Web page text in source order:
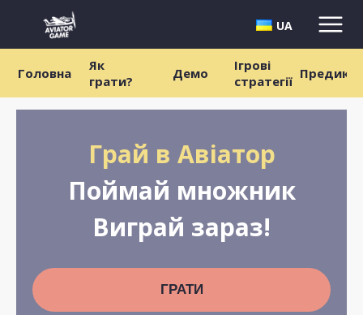
UA
Головна
Як
грати?
Демо
Ігрові
стратегії
Грай в Авіатор
Поймай множник
Виграй зараз!
ГРАТИ